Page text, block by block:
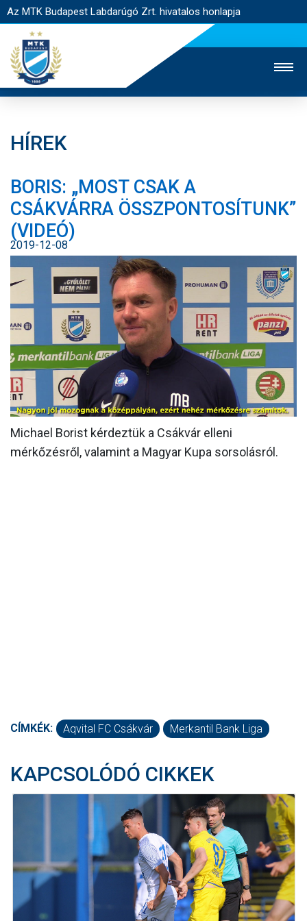
Az MTK Budapest Labdarúgó Zrt. hivatalos honlapja
JEGYÉRTÉKESÍTÉS
WEBSHOP
EGYESÜLET
KAPCSOLAT
NYITÓLAP
HÍREK
CSAPATOK
MÉRKŐZÉSEK
KLUB
GALÉRIA
SZURKOLÓI ÉLMÉNYEK
AKKREDITÁCIÓ
HÍREK
BORIS: „MOST CSAK A
CSÁKVÁRRA ÖSSZPONTOSÍTUNK”
(VIDEÓ)
2019-12-08
Michael Borist kérdeztük a Csákvár elleni
mérkőzésről, valamint a Magyar Kupa sorsolásról.
CÍMKÉK: Aqvital FC Csákvár Merkantil Bank Liga
KAPCSOLÓDÓ CIKKEK